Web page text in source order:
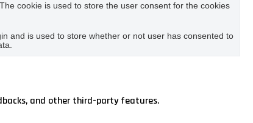
cookie is used to store the user consent for the cookies
and is used to store whether or not user has consented to
and other third-party features.